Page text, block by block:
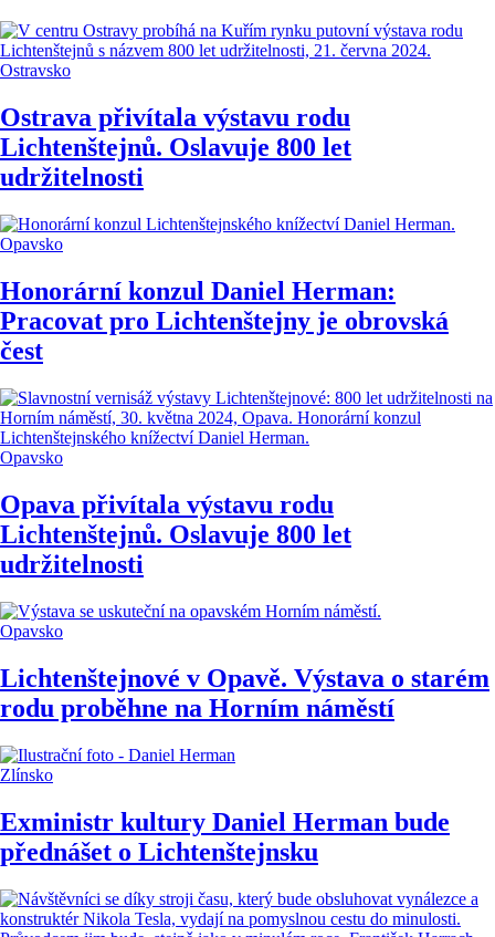
Ostravsko
Ostrava přivítala výstavu rodu
Lichtenštejnů. Oslavuje 800 let
udržitelnosti
Opavsko
Honorární konzul Daniel Herman:
Pracovat pro Lichtenštejny je obrovská
čest
Opavsko
Opava přivítala výstavu rodu
Lichtenštejnů. Oslavuje 800 let
udržitelnosti
Opavsko
Lichtenštejnové v Opavě. Výstava o starém
rodu proběhne na Horním náměstí
Zlínsko
Exministr kultury Daniel Herman bude
přednášet o Lichtenštejnsku